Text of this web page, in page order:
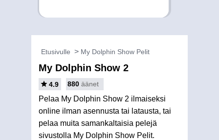
Etusivulle My Dolphin Show Pelit
My Dolphin Show 2
4.9 880 äänet
Pelaa My Dolphin Show 2 ilmaiseksi
online ilman asennusta tai latausta, tai
pelaa muita samankaltaisia pelejä
sivustolla My Dolphin Show Pelit.